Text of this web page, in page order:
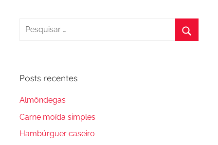
Pesquisar
Posts recentes
Almôndegas
Carne moída simples
Hambúrguer caseiro